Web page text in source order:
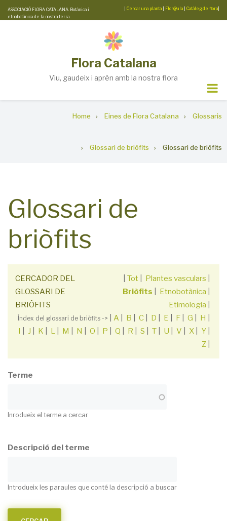
Skip
to
ASSOCIACIÓ FLORA CATALANA. Botànica i
etnobotànica de la nostra terra.
Cercar una planta Flor@ula Catàleg de flora
Flora Catalana
Viu, gaudeix i aprèn amb la nostra flora
Home Eines de Flora Catalana Glossaris
Glossari de briòfits Glossari de briòfits
Glossari de
briòfits
CERCADOR DEL
GLOSSARI DE
BRIÒFITS
Tot Plantes vasculars
Briòfits
Etnobotànica
Etimologia
Índex del glossari de briòfits -> A B C D E F G H
I
J K L M N O P Q R S T U V X Y
Z
Terme
Inrodueix el terme a cercar
Descripció del terme
Introdueix les paraules que conté la descripció a buscar